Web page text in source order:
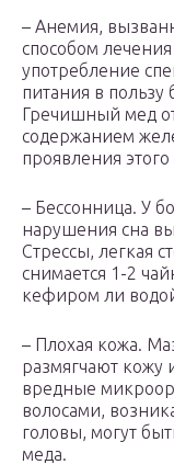
– Анемия,
способом лечения
употребление
питания в пользу
Гречишный мед
содержанием
проявления этого
– Бессонница. У
нарушения сна
Стрессы, легкая
снимается 1-2
кефиром ли
– Плохая кожа.
размягчают кожу
вредные
волосами,
головы, могут
меда.